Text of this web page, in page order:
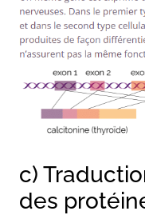
c)
des